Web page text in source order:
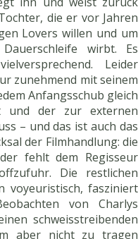
die er vor Jahren
Lovers willen und um
wirbt. Es
Leider
zunehmend mit seinem
Anfangsschub gleich
und der zur externen
– und das ist auch das
der Filmhandlung: die
fehlt dem Regisseur
Die restlichen
voyeuristisch, fasziniert
von Charlys
schweisstreibenden
aber nicht zu tragen